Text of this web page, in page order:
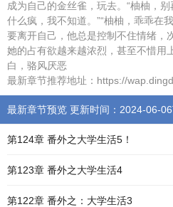
成为自己的金丝雀，玩去。“柚柚，
什么疯，我不知道。”“柚柚，乖乖在
要离开自己，他总是控制不住情绪，
她的占有欲越来越浓烈，甚至不惜
白，骆风厌恶
最新章节推荐地址：https://
最新章节预览 更新时间：2024-06-
第124章 番外之大学生活5！
第123章 番外之大学生活4
第122章 番外之：大学生活3